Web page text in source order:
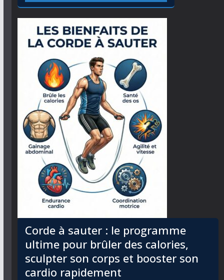
Corde à sauter : le programme
ultime pour brûler des calories,
sculpter son corps et booster son
cardio rapidement